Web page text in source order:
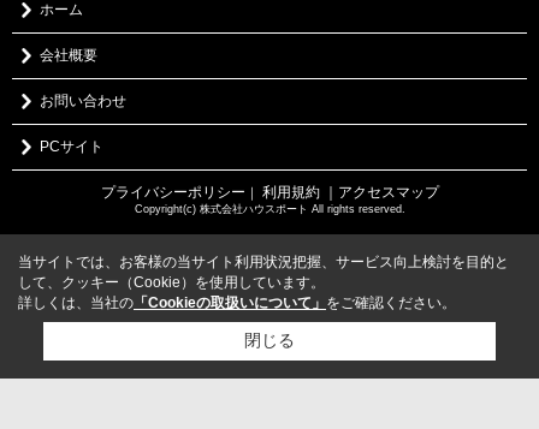
ホーム
会社概要
お問い合わせ
PCサイト
プライバシーポリシー ｜ 利用規約 ｜アクセスマップ
Copyright(c) 株式会社ハウスポート All rights reserved.
当サイトでは、お客様の当サイト利用状況把握、サービス向上検討を目的と
して、クッキー（Cookie）を使用しています。
詳しくは、当社の 「Cookieの取扱いについて」 をご確認ください。
閉じる